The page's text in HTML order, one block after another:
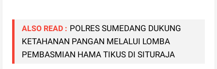
ALSO READ : POLRES SUMEDANG DUKUNG
KETAHANAN PANGAN MELALUI LOMBA
PEMBASMIAN HAMA TIKUS DI SITURAJA